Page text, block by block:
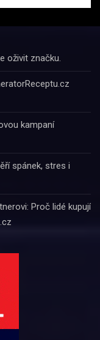
oživit značku.
kampaní
spánek, stres i
Proč lidé kupují